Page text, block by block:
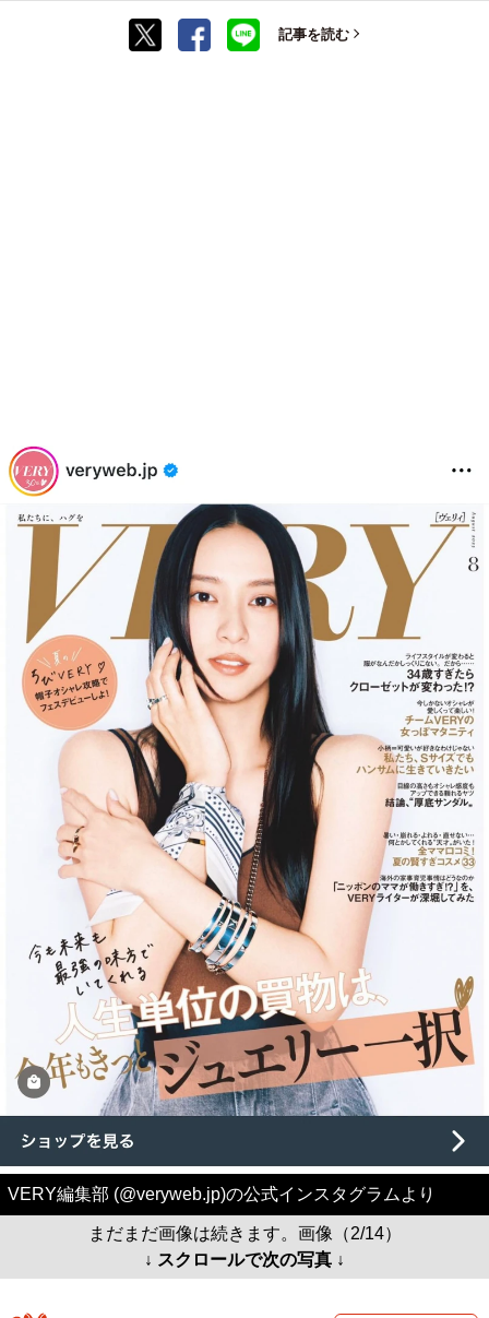
記事を読む
VERY編集部 (@veryweb.jp)の公式インスタグラムより
まだまだ画像は続きます。画像（2/14）
↓ スクロールで次の写真 ↓